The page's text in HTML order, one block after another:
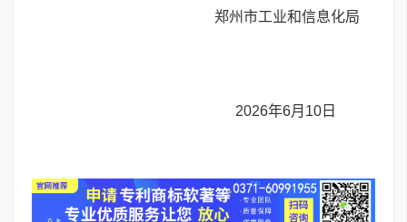
郑州市工业和信息化局
2026年6月10日